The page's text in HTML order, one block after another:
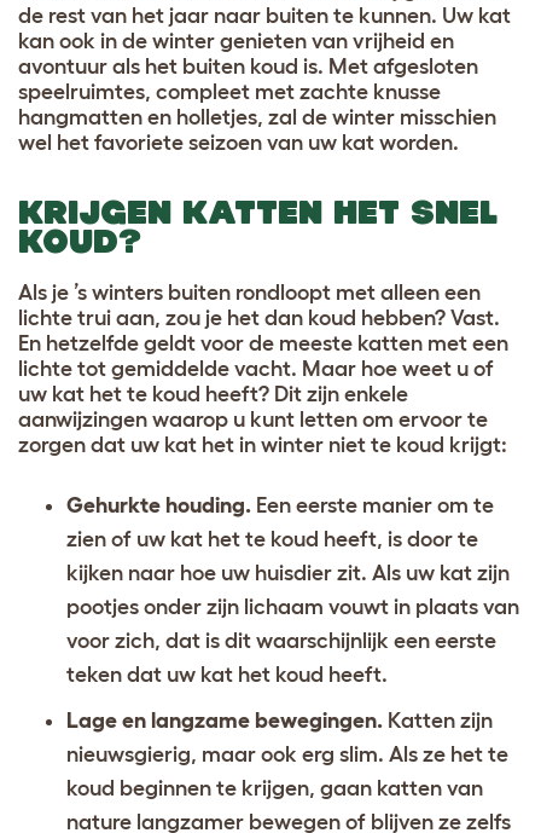
de rest van het jaar naar buiten te kunnen. Uw kat
kan ook in de winter genieten van vrijheid en
avontuur als het buiten koud is. Met afgesloten
speelruimtes, compleet met zachte knusse
hangmatten en holletjes, zal de winter misschien
wel het favoriete seizoen van uw kat worden.
KRIJGEN KATTEN HET SNEL
KOUD?
Als je ’s winters buiten rondloopt met alleen een
lichte trui aan, zou je het dan koud hebben? Vast.
En hetzelfde geldt voor de meeste katten met een
lichte tot gemiddelde vacht. Maar hoe weet u of
uw kat het te koud heeft? Dit zijn enkele
aanwijzingen waarop u kunt letten om ervoor te
zorgen dat uw kat het in winter niet te koud krijgt:
Gehurkte houding. Een eerste manier om te
zien of uw kat het te koud heeft, is door te
kijken naar hoe uw huisdier zit. Als uw kat zijn
pootjes onder zijn lichaam vouwt in plaats van
voor zich, dat is dit waarschijnlijk een eerste
teken dat uw kat het koud heeft.
Lage en langzame bewegingen. Katten zijn
nieuwsgierig, maar ook erg slim. Als ze het te
koud beginnen te krijgen, gaan katten van
nature langzamer bewegen of blijven ze zelfs